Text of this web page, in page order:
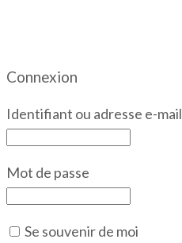
Connexion
Identifiant ou adresse e-mail
Mot de passe
Se souvenir de moi